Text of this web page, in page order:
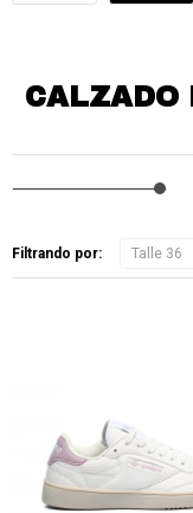
CALZADO
Filtrando por: Talle 36